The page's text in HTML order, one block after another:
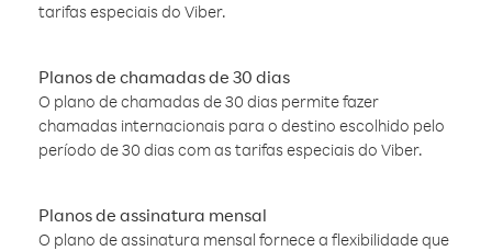
tarifas especiais do Viber.
Planos de chamadas de 30 dias
O plano de chamadas de 30 dias permite fazer
chamadas internacionais para o destino escolhido pelo
período de 30 dias com as tarifas especiais do Viber.
Planos de assinatura mensal
O plano de assinatura mensal fornece a flexibilidade que